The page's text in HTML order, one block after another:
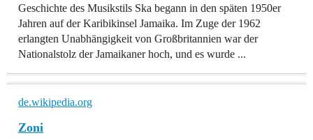
Geschichte des Musikstils Ska begann in den späten 1950er
Jahren auf der Karibikinsel Jamaika. Im Zuge der 1962
erlangten Unabhängigkeit von Großbritannien war der
Nationalstolz der Jamaikaner hoch, und es wurde ...
de.wikipedia.org
Zoni